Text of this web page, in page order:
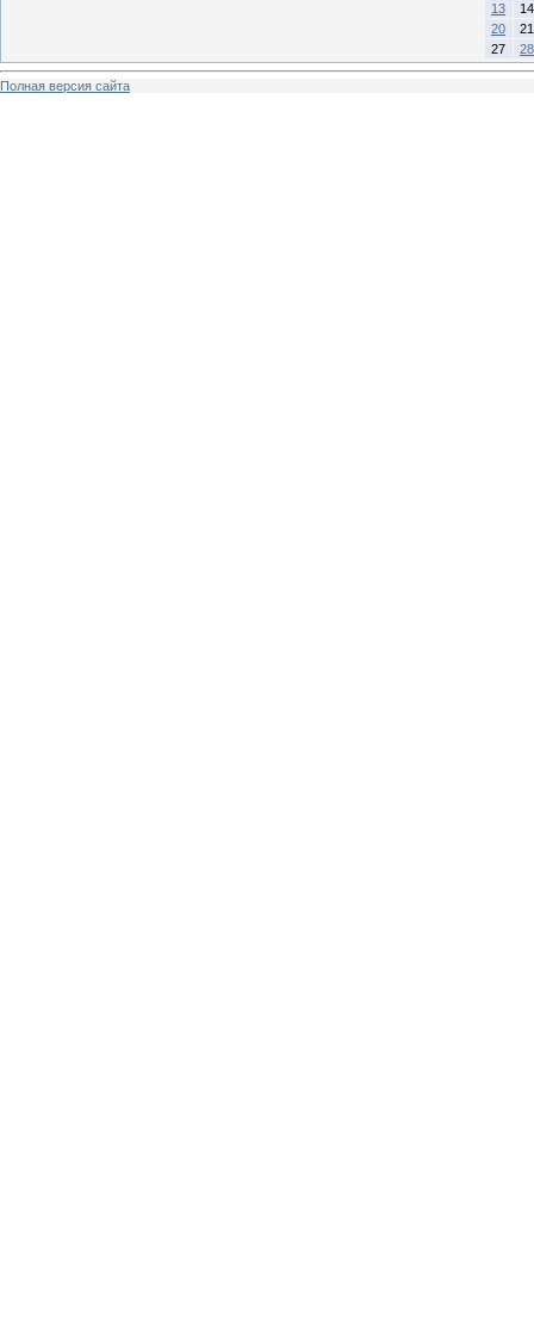
13
14
20
21
27
28
Полная версия сайта